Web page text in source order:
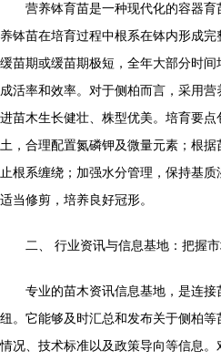
营养钵育苗是一种现代化的容器
养钵苗在培育过程中根系在钵内形成
缓苗期或缓苗期极短，全年大部分时
成活率和效率。对于侧柏而言，采用
进苗木生长健壮、株型优美。培育要
土，合理配置氮磷钾及微量元素；根
止根系缠绕；加强水分管理，保持基
适当修剪，培养良好冠形。
二、 行业资讯与信息基地：把握
专业的苗木资讯信息基地，是连
纽。它能够及时汇总和发布关于侧柏
情况、技术标准以及政策导向等信息